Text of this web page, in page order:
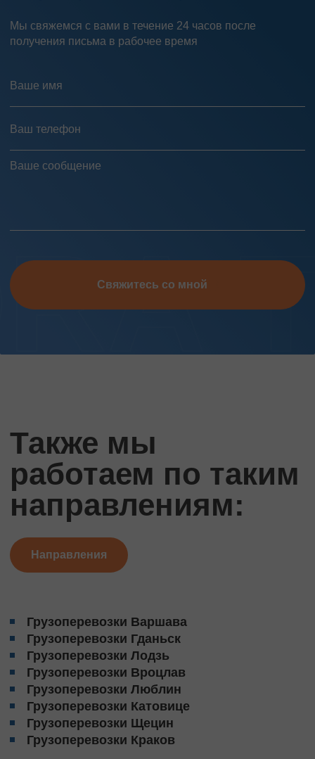
Мы свяжемся с вами в течение 24 часов после
получения письма в рабочее время
Свяжитесь со мной
Также мы
работаем по таким
направлениям:
Направления
Грузоперевозки Варшава
Грузоперевозки Гданьск
Грузоперевозки Лодзь
Грузоперевозки Вроцлав
Грузоперевозки Люблин
Грузоперевозки Катовице
Грузоперевозки Щецин
Грузоперевозки Краков